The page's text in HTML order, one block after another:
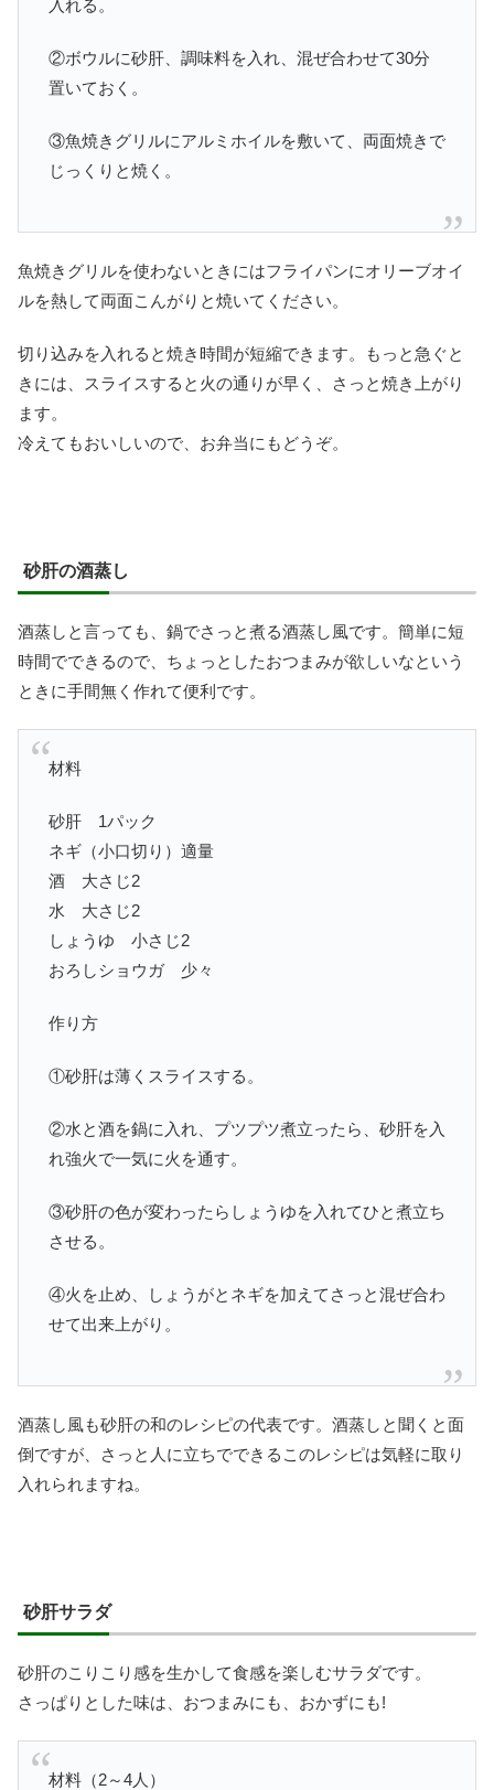
入れる。
②ボウルに砂肝、調味料を入れ、混ぜ合わせて30分
置いておく。
③魚焼きグリルにアルミホイルを敷いて、両面焼きで
じっくりと焼く。
魚焼きグリルを使わないときにはフライパンにオリーブオイ
ルを熱して両面こんがりと焼いてください。
切り込みを入れると焼き時間が短縮できます。もっと急ぐと
きには、スライスすると火の通りが早く、さっと焼き上がり
ます。
冷えてもおいしいので、お弁当にもどうぞ。
砂肝の酒蒸し
酒蒸しと言っても、鍋でさっと煮る酒蒸し風です。簡単に短
時間でできるので、ちょっとしたおつまみが欲しいなという
ときに手間無く作れて便利です。
材料
砂肝 1パック
ネギ（小口切り）適量
酒 大さじ2
水 大さじ2
しょうゆ 小さじ2
おろしショウガ 少々
作り方
①砂肝は薄くスライスする。
②水と酒を鍋に入れ、プツプツ煮立ったら、砂肝を入
れ強火で一気に火を通す。
③砂肝の色が変わったらしょうゆを入れてひと煮立ち
させる。
④火を止め、しょうがとネギを加えてさっと混ぜ合わ
せて出来上がり。
酒蒸し風も砂肝の和のレシピの代表です。酒蒸しと聞くと面
倒ですが、さっと人に立ちでできるこのレシピは気軽に取り
入れられますね。
砂肝サラダ
砂肝のこりこり感を生かして食感を楽しむサラダです。
さっぱりとした味は、おつまみにも、おかずにも!
材料（2～4人）